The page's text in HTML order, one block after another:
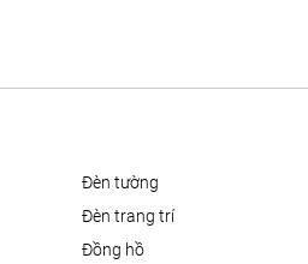
đèn tường
đèn trang trí
đồng hồ